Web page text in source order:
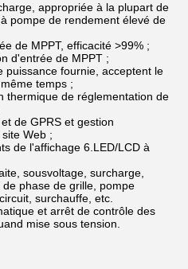
appropriée à la plupart de
pompe de rendement élevé de
de MPPT, efficacité >99% ;
d'entrée de MPPT ;
puissance fournie, acceptent le
temps ;
thermique de réglementation de
de GPRS et gestion
Web ;
de l'affichage 6.LED/LCD à
sousvoltage, surcharge,
phase de grille, pompe
surchauffe, etc.
et arrêt de contrôle des
mise sous tension.